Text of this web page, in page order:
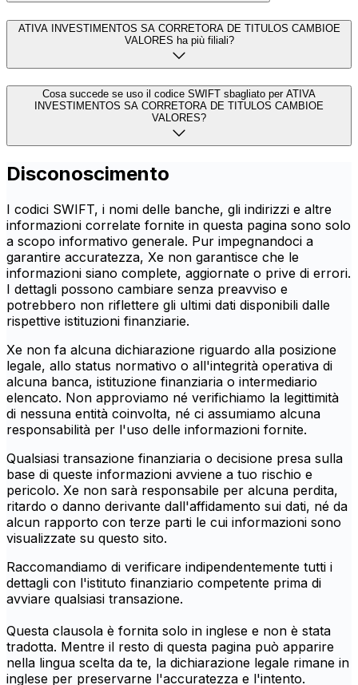
ATIVA INVESTIMENTOS SA CORRETORA DE TITULOS CAMBIOE
VALORES ha più filiali?
Cosa succede se uso il codice SWIFT sbagliato per ATIVA
INVESTIMENTOS SA CORRETORA DE TITULOS CAMBIOE
VALORES?
Disconoscimento
I codici SWIFT, i nomi delle banche, gli indirizzi e altre
informazioni correlate fornite in questa pagina sono solo
a scopo informativo generale. Pur impegnandoci a
garantire accuratezza, Xe non garantisce che le
informazioni siano complete, aggiornate o prive di errori.
I dettagli possono cambiare senza preavviso e
potrebbero non riflettere gli ultimi dati disponibili dalle
rispettive istituzioni finanziarie.
Xe non fa alcuna dichiarazione riguardo alla posizione
legale, allo status normativo o all'integrità operativa di
alcuna banca, istituzione finanziaria o intermediario
elencato. Non approviamo né verifichiamo la legittimità
di nessuna entità coinvolta, né ci assumiamo alcuna
responsabilità per l'uso delle informazioni fornite.
Qualsiasi transazione finanziaria o decisione presa sulla
base di queste informazioni avviene a tuo rischio e
pericolo. Xe non sarà responsabile per alcuna perdita,
ritardo o danno derivante dall'affidamento sui dati, né da
alcun rapporto con terze parti le cui informazioni sono
visualizzate su questo sito.
Raccomandiamo di verificare indipendentemente tutti i
dettagli con l'istituto finanziario competente prima di
avviare qualsiasi transazione.
Questa clausola è fornita solo in inglese e non è stata
tradotta. Mentre il resto di questa pagina può apparire
nella lingua scelta da te, la dichiarazione legale rimane in
inglese per preservarne l'accuratezza e l'intento.